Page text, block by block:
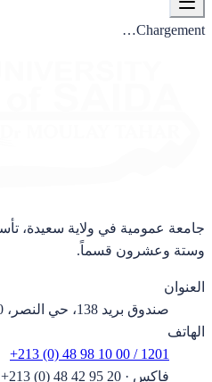
Chargement…
وستة وعشرون قسماً.
العنوان
صندوق بريد 138، حي النصر، 20000 سعيدة، الجزائر
الهاتف
+213 (0) 48 98 10 00 / 1201
فاكس ·
+213 (0) 48 42 95 20